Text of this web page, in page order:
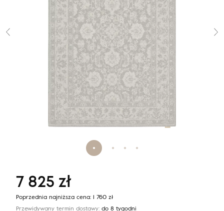
7 825 zł
Poprzednia najniższa cena: 1 760 zł
Przewidywany termin dostawy: do 8 tygodni